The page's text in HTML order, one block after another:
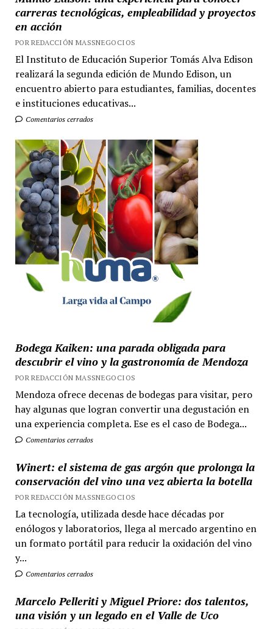
carreras tecnológicas, empleabilidad y proyectos
en acción
POR REDACCIÓN MASSNEGOCIOS
El Instituto de Educación Superior Tomás Alva Edison
realizará la segunda edición de Mundo Edison, un
encuentro abierto para estudiantes, familias, docentes
e instituciones educativas...
Comentarios cerrados
Bodega Kaiken: una parada obligada para
descubrir el vino y la gastronomía de Mendoza
POR REDACCIÓN MASSNEGOCIOS
Mendoza ofrece decenas de bodegas para visitar, pero
hay algunas que logran convertir una degustación en
una experiencia completa. Ese es el caso de Bodega...
Comentarios cerrados
Winert: el sistema de gas argón que prolonga la
conservación del vino una vez abierta la botella
POR REDACCIÓN MASSNEGOCIOS
La tecnología, utilizada desde hace décadas por
enólogos y laboratorios, llega al mercado argentino en
un formato portátil para reducir la oxidación del vino
y...
Comentarios cerrados
Marcelo Pelleriti y Miguel Priore: dos talentos,
una visión y un legado en el Valle de Uco